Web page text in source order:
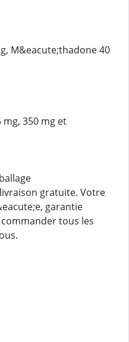
M&eacute;thadone 40
350 mg et
gratuite. Votre
garantie
tous les